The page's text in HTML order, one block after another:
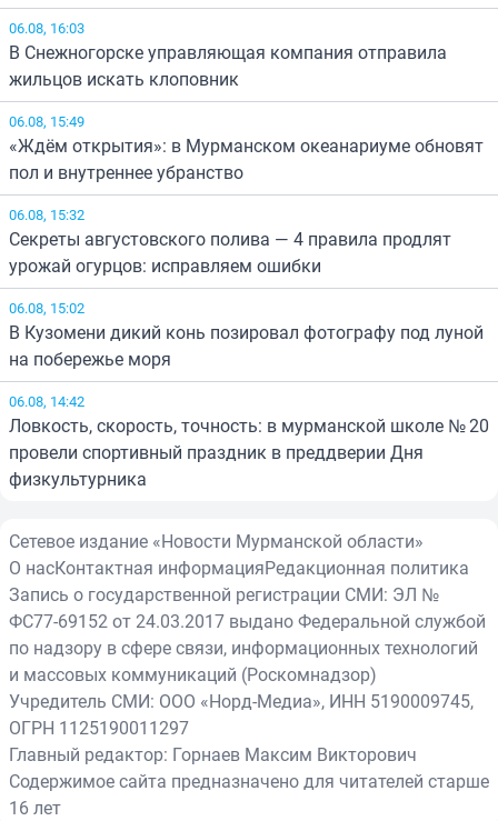
06.08, 16:03
В Снежногорске управляющая компания отправила
жильцов искать клоповник
06.08, 15:49
«Ждём открытия»: в Мурманском океанариуме обновят
пол и внутреннее убранство
06.08, 15:32
Секреты августовского полива — 4 правила продлят
урожай огурцов: исправляем ошибки
06.08, 15:02
В Кузомени дикий конь позировал фотографу под луной
на побережье моря
06.08, 14:42
Ловкость, скорость, точность: в мурманской школе № 20
провели спортивный праздник в преддверии Дня
физкультурника
Сетевое издание «Новости Мурманской области»
О насКонтактная информацияРедакционная политика
Запись о государственной регистрации СМИ: ЭЛ №
ФС77-69152 от 24.03.2017 выдано Федеральной службой
по надзору в сфере связи, информационных технологий
и массовых коммуникаций (Роскомнадзор)
Учредитель СМИ: ООО «Норд-Медиа», ИНН 5190009745,
ОГРН 1125190011297
Главный редактор: Горнаев Максим Викторович
Содержимое сайта предназначено для читателей старше
16 лет